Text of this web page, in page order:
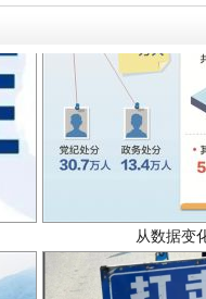
从数据变